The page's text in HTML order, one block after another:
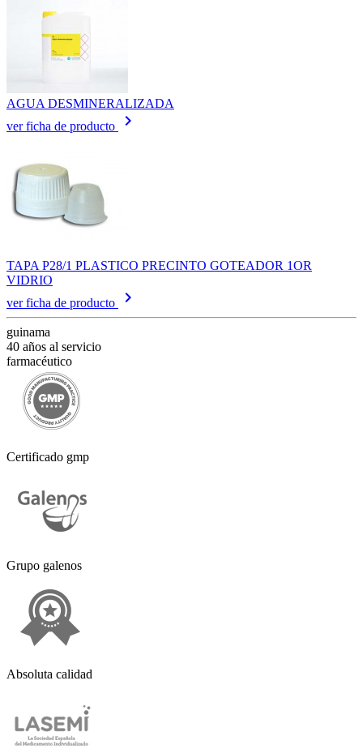
AGUA DESMINERALIZADA
ver ficha de producto
keyboard_arrow_right
TAPA P28/1 PLASTICO PRECINTO GOTEADOR 1OR
VIDRIO
ver ficha de producto
keyboard_arrow_right
guinama
40 años al servicio
farmacéutico
Certificado gmp
Grupo galenos
Absoluta calidad